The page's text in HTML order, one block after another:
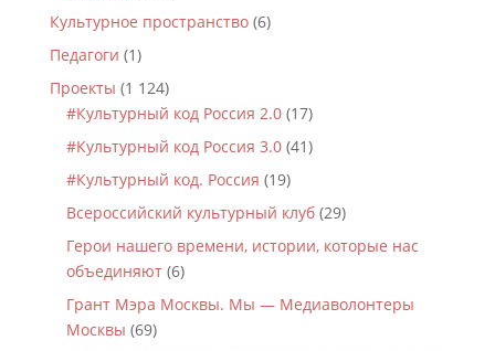
Культурное пространство(6)
Педагоги (1)
Проекты (1 124)
#Культурный код Россия 2.0(17)
#Культурный код Россия 3.0(41)
#Культурный код. Россия (19)
Всероссийский культурный клуб(29)
Герои нашего времени, истории, которые нас
объединяют(6)
Грант Мэра Москвы. Мы — Медиаволонтеры
Москвы (69)